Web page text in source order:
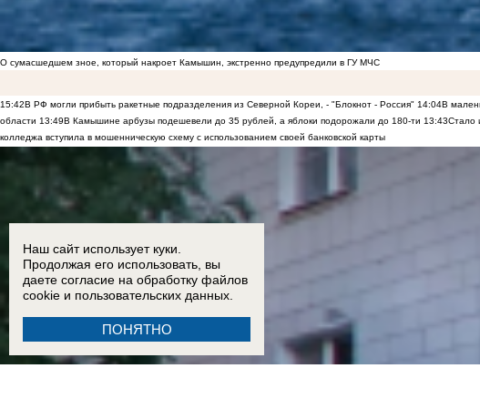
О сумасшедшем зное, который накроет Камышин, экстренно предупредили в ГУ МЧС
15:42В РФ могли прибыть ракетные подразделения из Северной Кореи, - "Блокнот - Россия" 14:04В
области 13:49В Камышине арбузы подешевели до 35 рублей, а яблоки подорожали до 180-ти 13:43Стало
колледжа вступила в мошенническую схему с использованием своей банковской карты
Наш сайт использует куки.
Продолжая его использовать, вы
даете согласие на обработку файлов
cookie и пользовательских данных.
ПОНЯТНО